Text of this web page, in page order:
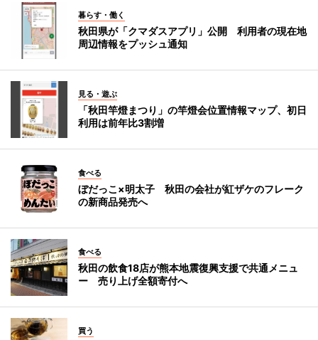
暮らす・働く
秋田県が「クマダスアプリ」公開 利用者の現在地
周辺情報をプッシュ通知
見る・遊ぶ
「秋田竿燈まつり」の竿燈会位置情報マップ、初日
利用は前年比3割増
食べる
ぼだっこ×明太子 秋田の会社が紅ザケのフレーク
の新商品発売へ
食べる
秋田の飲食18店が熊本地震復興支援で共通メニュ
ー 売り上げ全額寄付へ
買う